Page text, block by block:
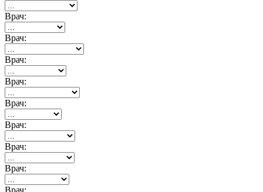
Врач:
Врач:
Врач:
Врач:
Врач:
Врач:
Врач:
Врач:
Врач: